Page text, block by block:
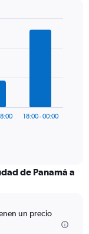
18:00 - 00:00
de Panamá a
un precio